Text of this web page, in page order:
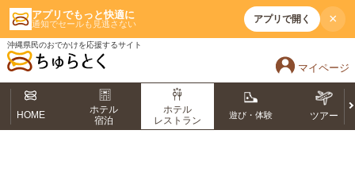
アプリでもっと快適に
通知でセールも見逃さない アプリで開く ×
沖縄県民のおでかけを応援するサイト
マイページ
HOME
ホテル
宿泊
ホテル
レストラン
遊び・体験 ツアー